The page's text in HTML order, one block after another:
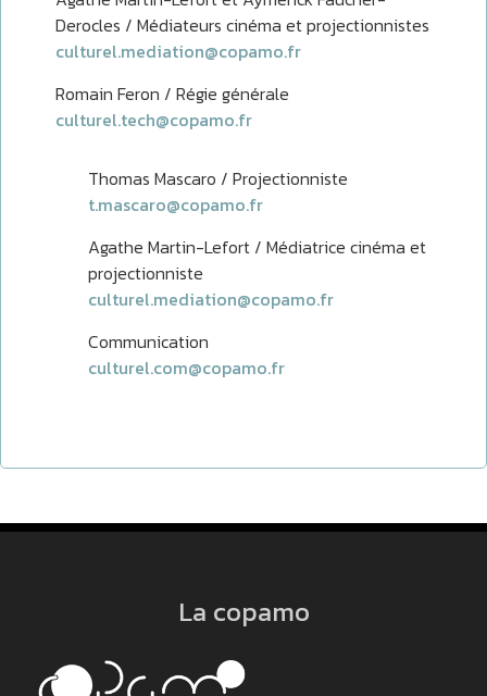
Derocles / Médiateurs cinéma et projectionnistes
culturel.mediation@copamo.fr
Romain Feron / Régie générale
culturel.tech@copamo.fr
Thomas Mascaro / Projectionniste
t.mascaro@copamo.fr
Agathe Martin-Lefort / Médiatrice cinéma et
projectionniste
culturel.mediation@copamo.fr
Communication
culturel.com@copamo.fr
La copamo